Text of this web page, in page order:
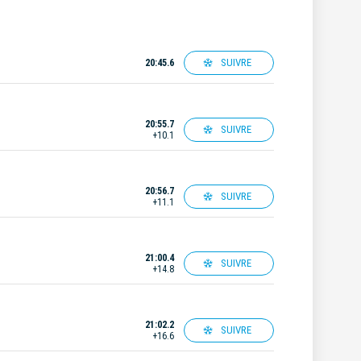
20:45.6 SUIVRE
20:55.7
+10.1
SUIVRE
20:56.7
+11.1
SUIVRE
21:00.4
+14.8
SUIVRE
21:02.2
+16.6
SUIVRE